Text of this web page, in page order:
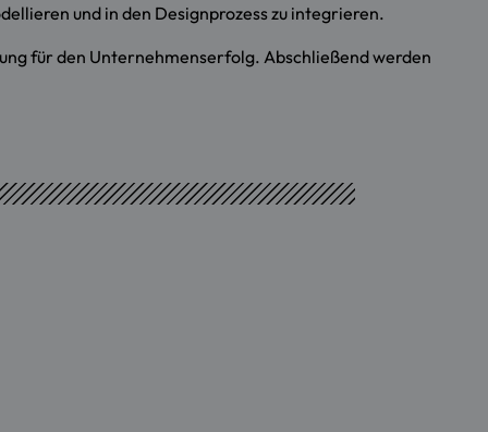
und in den Designprozess zu integrieren.
für den Unternehmenserfolg. Abschließend werden